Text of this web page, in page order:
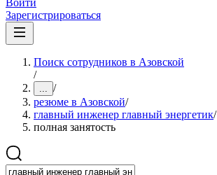
Войти
Зарегистрироваться
Поиск сотрудников в Азовской
/
... /
резюме в Азовской/
главный инженер главный энергетик/
полная занятость